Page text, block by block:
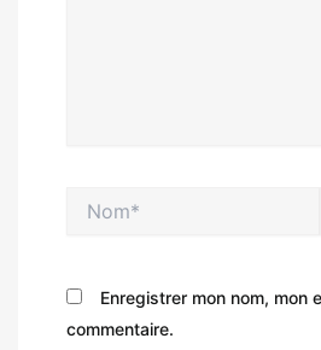
Enregistrer mon nom, mon
commentaire.